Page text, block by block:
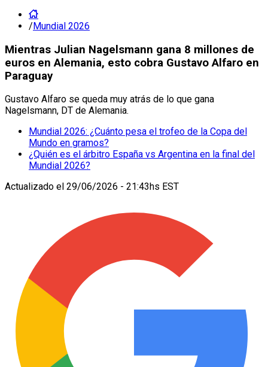
/Mundial 2026
Mientras Julian Nagelsmann gana 8 millones de
euros en Alemania, esto cobra Gustavo Alfaro en
Paraguay
Gustavo Alfaro se queda muy atrás de lo que gana
Nagelsmann, DT de Alemania.
Mundial 2026: ¿Cuánto pesa el trofeo de la Copa del
Mundo en gramos?
¿Quién es el árbitro España vs Argentina en la final del
Mundial 2026?
Actualizado el 29/06/2026 - 21:43hs EST